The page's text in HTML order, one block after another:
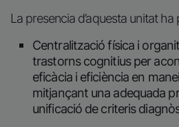
La presencia d’aquesta unitat ha
Centralització física i
trastorns cognitius per
eficàcia i eficiència en
mitjançant una adequada
unificació de criteris